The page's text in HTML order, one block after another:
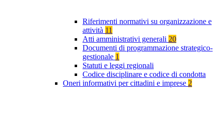
Riferimenti normativi su organizzazione e
attività 11
Atti amministrativi generali 20
Documenti di programmazione strategico-
gestionale 1
Statuti e leggi regionali
Codice disciplinare e codice di condotta
Oneri informativi per cittadini e imprese 2